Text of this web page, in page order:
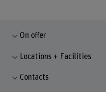
On offer
Locations + Facilities
Contacts